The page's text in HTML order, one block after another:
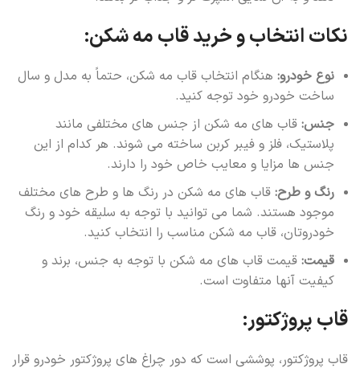
نکات انتخاب و خرید قاب مه شکن:
نوع خودرو: هنگام انتخاب قاب مه شکن، حتماً به مدل و سال
ساخت خودرو خود توجه کنید.
جنس: قاب های مه شکن از جنس های مختلفی مانند
پلاستیک، فلز و فیبر کربن ساخته می شوند. هر کدام از این
جنس ها مزایا و معایب خاص خود را دارند.
رنگ و طرح: قاب های مه شکن در رنگ ها و طرح های مختلف
موجود هستند. شما می توانید با توجه به سلیقه خود و رنگ
خودروتان، قاب مه شکن مناسب را انتخاب کنید.
قیمت: قیمت قاب های مه شکن با توجه به جنس، برند و
کیفیت آنها متفاوت است.
قاب پروژکتور:
قاب پروژکتور، پوششی است که دور چراغ های پروژکتور خودرو قرار